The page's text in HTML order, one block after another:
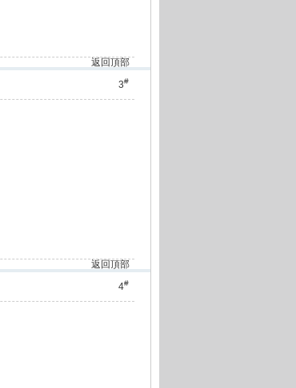
返回頂部
3#
返回頂部
4#